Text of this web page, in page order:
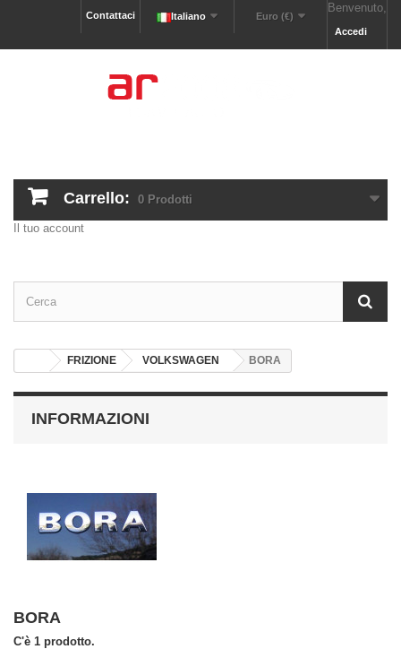
Benvenuto,
Accedi
Euro (€)
Italiano
Contattaci
Carrello: 0 Prodotti
Il tuo account
FRIZIONE VOLKSWAGEN BORA
INFORMAZIONI
BORA
C'è 1 prodotto.